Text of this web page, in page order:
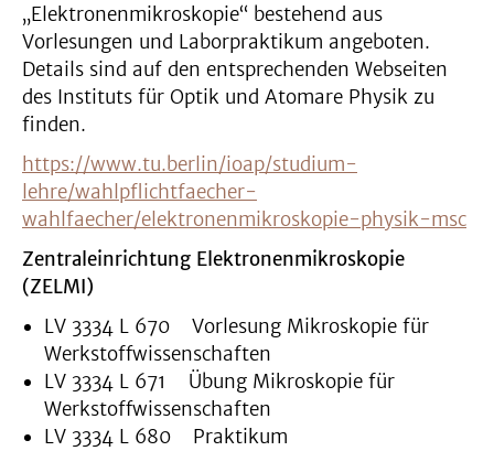
„Elektronenmikroskopie“ bestehend aus
Vorlesungen und Laborpraktikum angeboten.
Details sind auf den entsprechenden Webseiten
des Instituts für Optik und Atomare Physik zu
finden.
https://www.tu.berlin/ioap/studium-
lehre/wahlpflichtfaecher-
wahlfaecher/elektronenmikroskopie-physik-msc
Zentraleinrichtung Elektronenmikroskopie
(ZELMI)
LV 3334 L 670 Vorlesung Mikroskopie für
Werkstoffwissenschaften
LV 3334 L 671 Übung Mikroskopie für
Werkstoffwissenschaften
LV 3334 L 680 Praktikum